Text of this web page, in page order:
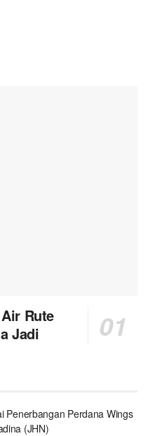
Rute
Jadi
Penerbangan Perdana Wings
(JHN)